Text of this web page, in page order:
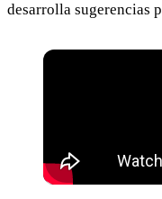
desarrolla sugerencias